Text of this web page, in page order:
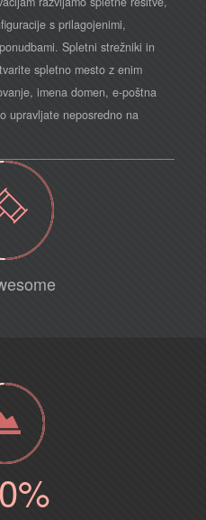
s prilagojenimi,
Spletni strežniki in
spletno mesto z enim
imena domen, e-poštna
upravljate neposredno na
%